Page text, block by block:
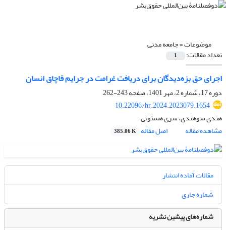
موضوعات =جامعه مدنی
تعداد مقالات: 1
اجرای حق بزه‌دیدگان برای دریافت غرامت در جرایم قاچاق انسان
دوره 17، شماره 2، مهر 1401، صفحه
243-262
10.22096/hr.2024.2023079.1654
هندی سوهندی، سری هستوتی
مشاهده مقاله
اصل مقاله 385.06 K
مقالات آماده انتشار
شماره جاری
شماره‌های پیشین نشریه